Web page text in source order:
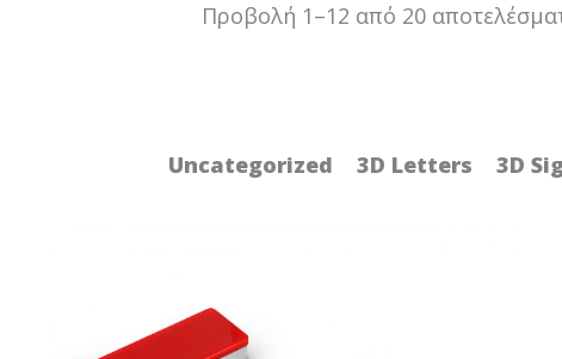
Προβολή 1–12 από 20
Uncategorized 3D Letters 3D